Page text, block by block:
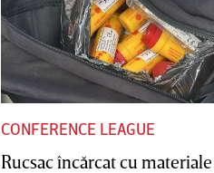
CONFERENCE LEAGUE
Rucsac încărcat cu materiale